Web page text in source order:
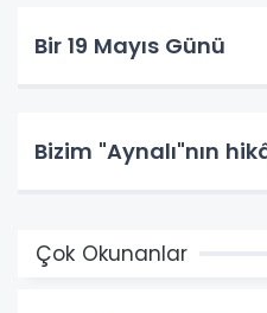
Bir 19 Mayıs Günü
Bizim "Aynalı"nın
Çok Okunanlar